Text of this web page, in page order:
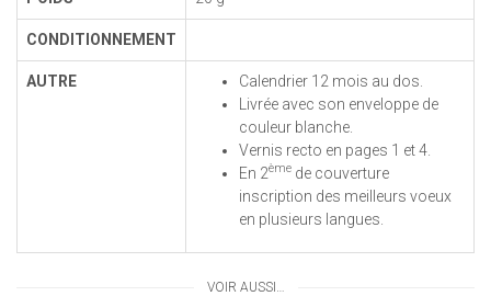
CONDITIONNEMENT
AUTRE
Calendrier 12 mois au dos.
Livrée avec son enveloppe de
couleur blanche.
Vernis recto en pages 1 et 4.
En 2ème de couverture
inscription des meilleurs voeux
en plusieurs langues.
VOIR AUSSI…